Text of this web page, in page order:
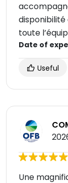
toute
Date of
Useful
Une